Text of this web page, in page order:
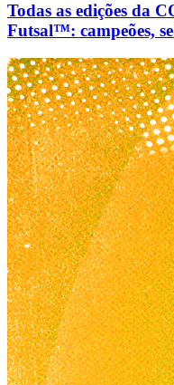
Todas as edições da
Futsal™: campeões,